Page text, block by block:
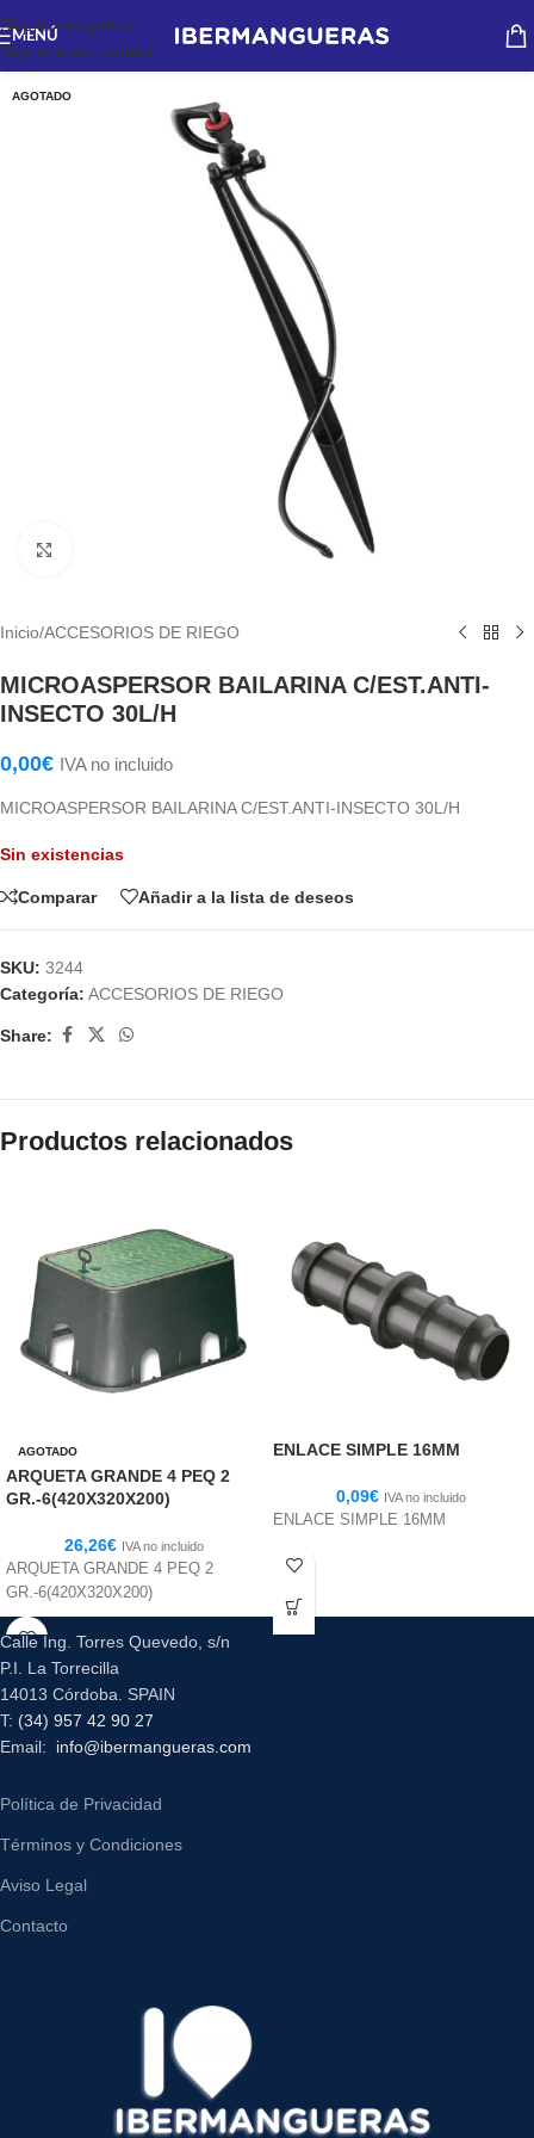
Skip to navigation
Skip to main content
MENÚ
AGOTADO
Inicio/ACCESORIOS DE RIEGO
MICROASPERSOR BAILARINA C/EST.ANTI-
INSECTO 30L/H
0,00€ IVA no incluido
MICROASPERSOR BAILARINA C/EST.ANTI-INSECTO 30L/H
Sin existencias
Comparar Añadir a la lista de deseos
SKU: 3244
Categoría: ACCESORIOS DE RIEGO
Share:
Productos relacionados
AGOTADO
ARQUETA GRANDE 4 PEQ 2
GR.-6(420X320X200)
26,26€ IVA no incluido
ARQUETA GRANDE 4 PEQ 2
GR.-6(420X320X200)
ENLACE SIMPLE 16MM
0,09€ IVA no incluido
ENLACE SIMPLE 16MM
Calle Ing. Torres Quevedo, s/n
P.I. La Torrecilla
14013 Córdoba. SPAIN
T: (34) 957 42 90 27
Email: info@ibermangueras.com
Política de Privacidad
Términos y Condiciones
Aviso Legal
Contacto